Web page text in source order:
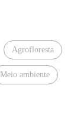
Agrofloresta
Meio ambiente